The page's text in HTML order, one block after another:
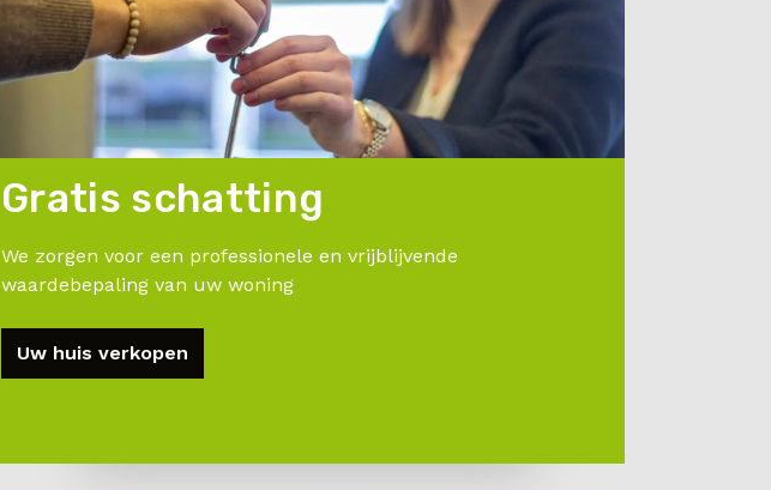
Gratis schatting
We zorgen voor een professionele en vrijblijvende
waardebepaling van uw woning
Uw huis verkopen